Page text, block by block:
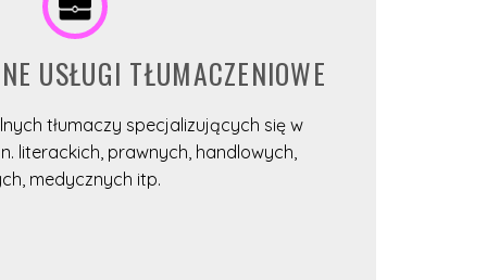
USŁUGI TŁUMACZENIOWE
tłumaczy specjalizujących się w
literackich, prawnych, handlowych,
medycznych itp.